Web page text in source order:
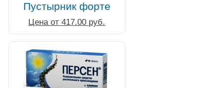
Пустырник форте
Цена от 417.00 руб.